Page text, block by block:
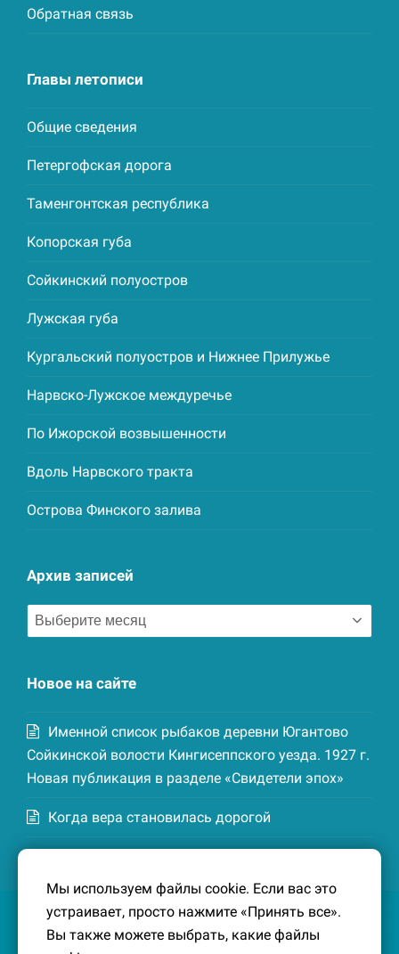
Обратная связь
Главы летописи
Общие сведения
Петергофская дорога
Таменгонтская республика
Копорская губа
Сойкинский полуостров
Лужская губа
Кургальский полуостров и Нижнее Прилужье
Нарвско-Лужское междуречье
По Ижорской возвышенности
Вдоль Нарвского тракта
Острова Финского залива
Архив записей
Архив
записей
Новое на сайте
Именной список рыбаков деревни Югантово
Сойкинской волости Кингисеппского уезда. 1927 г.
Новая публикация в разделе «Свидетели эпох»
Когда вера становилась дорогой
Котельской волости Кингисеппского уезда. 1926-
27 гг. Новая публикация в разделе «Свидетели
эпох»
Мы используем файлы cookie. Если вас это
устраивает, просто нажмите «Принять все».
Вы также можете выбрать, какие файлы